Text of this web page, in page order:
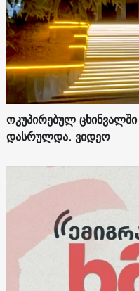
ოკუპირებულ
დასრულდა. ვიდეო